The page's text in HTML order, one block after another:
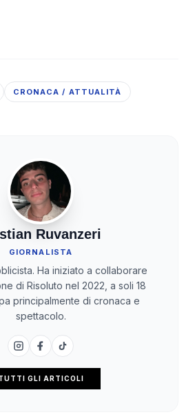
CRONACA / ATTUALITÀ
Ruvanzeri
GIORNALISTA
Ha iniziato a collaborare
di Risoluto nel 2022, a soli 18
principalmente di cronaca e
spettacolo.
GLI ARTICOLI